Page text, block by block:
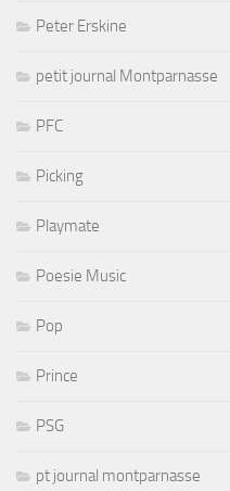
Peter Erskine
petit journal Montparnasse
PFC
Picking
Playmate
Poesie Music
Pop
Prince
PSG
pt journal montparnasse